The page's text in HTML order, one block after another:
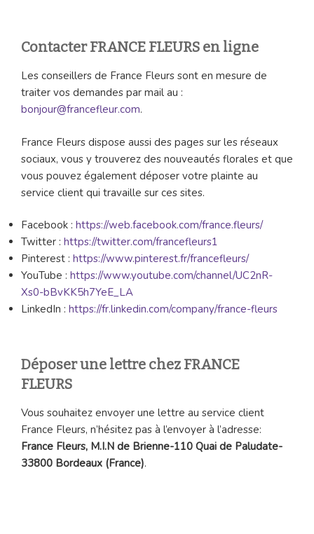
Contacter FRANCE FLEURS en ligne
Les conseillers de France Fleurs sont en mesure de
traiter vos demandes par mail au :
bonjour@francefleur.com.
France Fleurs dispose aussi des pages sur les réseaux
sociaux, vous y trouverez des nouveautés florales et que
vous pouvez également déposer votre plainte au
service client qui travaille sur ces sites.
Facebook : https://web.facebook.com/france.fleurs/
Twitter : https://twitter.com/francefleurs1
Pinterest : https://www.pinterest.fr/francefleurs/
YouTube : https://www.youtube.com/channel/UC2nR-
Xs0-bBvKK5h7YeE_LA
LinkedIn : https://fr.linkedin.com/company/france-fleurs
Déposer une lettre chez FRANCE
FLEURS
Vous souhaitez envoyer une lettre au service client
France Fleurs, n’hésitez pas à l’envoyer à l’adresse:
France Fleurs, M.I.N de Brienne-110 Quai de Paludate-
33800 Bordeaux (France).